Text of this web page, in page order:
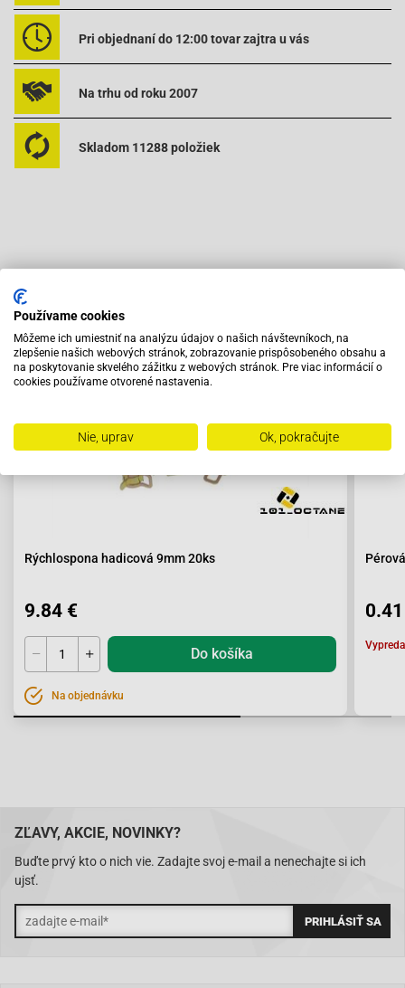
Pri objednaní do 12:00 tovar zajtra u vás
Na trhu od roku 2007
Skladom 11288 položiek
Odporúčame zakúpiť s výrobkom
Rýchlospona hadicová 9mm 20ks
9.84 €
Do košíka
Na objednávku
ZĽAVY, AKCIE, NOVINKY?
Buďte prvý kto o nich vie. Zadajte svoj e-mail a nenechajte si ich
ujsť.
Používame cookies
Môžeme ich umiestniť na analýzu údajov o našich návštevníkoch, na
zlepšenie našich webových stránok, zobrazovanie prispôsobeného obsahu a
na poskytovanie skvelého zážitku z webových stránok. Pre viac informácií o
cookies používame otvorené nastavenia.
Nie, uprav Ok, pokračujte